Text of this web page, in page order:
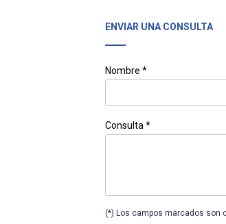
ENVIAR UNA CONSULTA
Nombre *
Consulta *
(*) Los campos marcados son